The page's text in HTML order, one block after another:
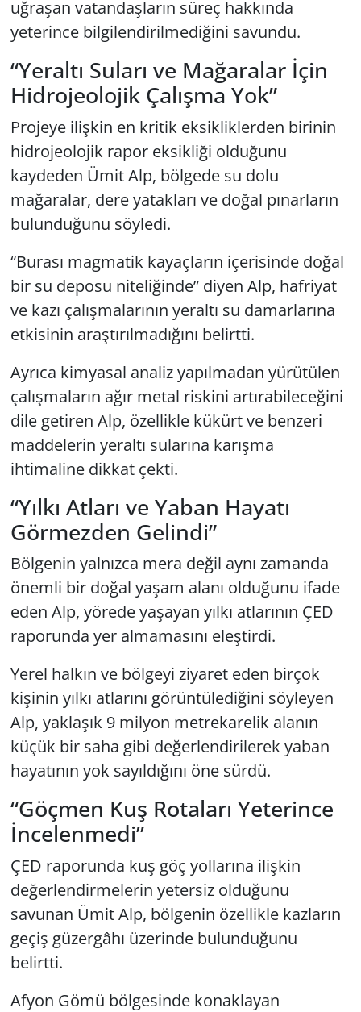
uğraşan vatandaşların süreç hakkında
yeterince bilgilendirilmediğini savundu.
“Yeraltı Suları ve Mağaralar İçin
Hidrojeolojik Çalışma Yok”
Projeye ilişkin en kritik eksikliklerden birinin
hidrojeolojik rapor eksikliği olduğunu
kaydeden Ümit Alp, bölgede su dolu
mağaralar, dere yatakları ve doğal pınarların
bulunduğunu söyledi.
“Burası magmatik kayaçların içerisinde doğal
bir su deposu niteliğinde” diyen Alp, hafriyat
ve kazı çalışmalarının yeraltı su damarlarına
etkisinin araştırılmadığını belirtti.
Ayrıca kimyasal analiz yapılmadan yürütülen
çalışmaların ağır metal riskini artırabileceğini
dile getiren Alp, özellikle kükürt ve benzeri
maddelerin yeraltı sularına karışma
ihtimaline dikkat çekti.
“Yılkı Atları ve Yaban Hayatı
Görmezden Gelindi”
Bölgenin yalnızca mera değil aynı zamanda
önemli bir doğal yaşam alanı olduğunu ifade
eden Alp, yörede yaşayan yılkı atlarının ÇED
raporunda yer almamasını eleştirdi.
Yerel halkın ve bölgeyi ziyaret eden birçok
kişinin yılkı atlarını görüntülediğini söyleyen
Alp, yaklaşık 9 milyon metrekarelik alanın
küçük bir saha gibi değerlendirilerek yaban
hayatının yok sayıldığını öne sürdü.
“Göçmen Kuş Rotaları Yeterince
İncelenmedi”
ÇED raporunda kuş göç yollarına ilişkin
değerlendirmelerin yetersiz olduğunu
savunan Ümit Alp, bölgenin özellikle kazların
geçiş güzergâhı üzerinde bulunduğunu
belirtti.
Afyon Gömü bölgesinde konaklayan